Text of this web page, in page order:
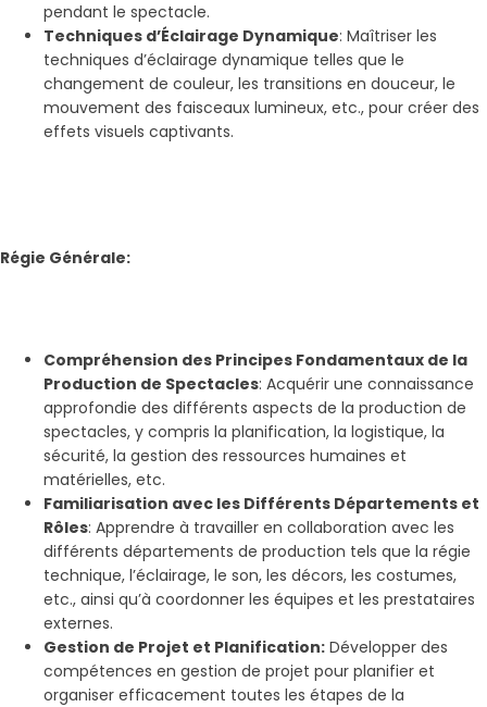
pendant le spectacle.
Techniques d’Éclairage Dynamique: Maîtriser les
techniques d’éclairage dynamique telles que le
changement de couleur, les transitions en douceur, le
mouvement des faisceaux lumineux, etc., pour créer des
effets visuels captivants.
Régie Générale:
Compréhension des Principes Fondamentaux de la
Production de Spectacles: Acquérir une connaissance
approfondie des différents aspects de la production de
spectacles, y compris la planification, la logistique, la
sécurité, la gestion des ressources humaines et
matérielles, etc.
Familiarisation avec les Différents Départements et
Rôles: Apprendre à travailler en collaboration avec les
différents départements de production tels que la régie
technique, l’éclairage, le son, les décors, les costumes,
etc., ainsi qu’à coordonner les équipes et les prestataires
externes.
Gestion de Projet et Planification: Développer des
compétences en gestion de projet pour planifier et
organiser efficacement toutes les étapes de la